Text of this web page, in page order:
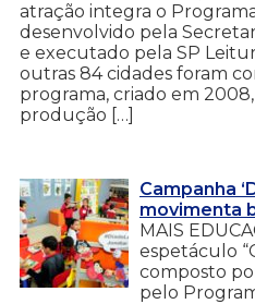
atração integra o
desenvolvido pela
e executado pela SP
outras 84 cidades foram
programa, criado em
produção […]
Campanha
movimenta
MAIS
espetáculo
composto
pelo